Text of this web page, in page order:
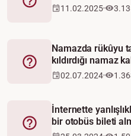
Fetva 11.02.2025
Fetva
Namazda rükûyu
kıldırdığı namaz
02.07.2024
Fetva
İnternette
bir otobüs bileti